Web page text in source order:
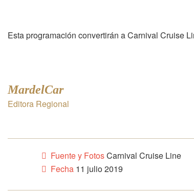
Esta programación convertirán a Carnival Cruise
MardelCar
Editora Regional
Fuente y FotosCarnival Cruise Line
Fecha11 julio 2019